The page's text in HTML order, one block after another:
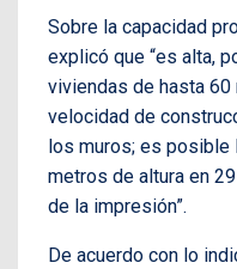
Sobre la capacidad
explicó que “es alta,
viviendas de hasta
velocidad de
los muros; es posible
metros de altura en
de la impresión”.
De acuerdo con lo